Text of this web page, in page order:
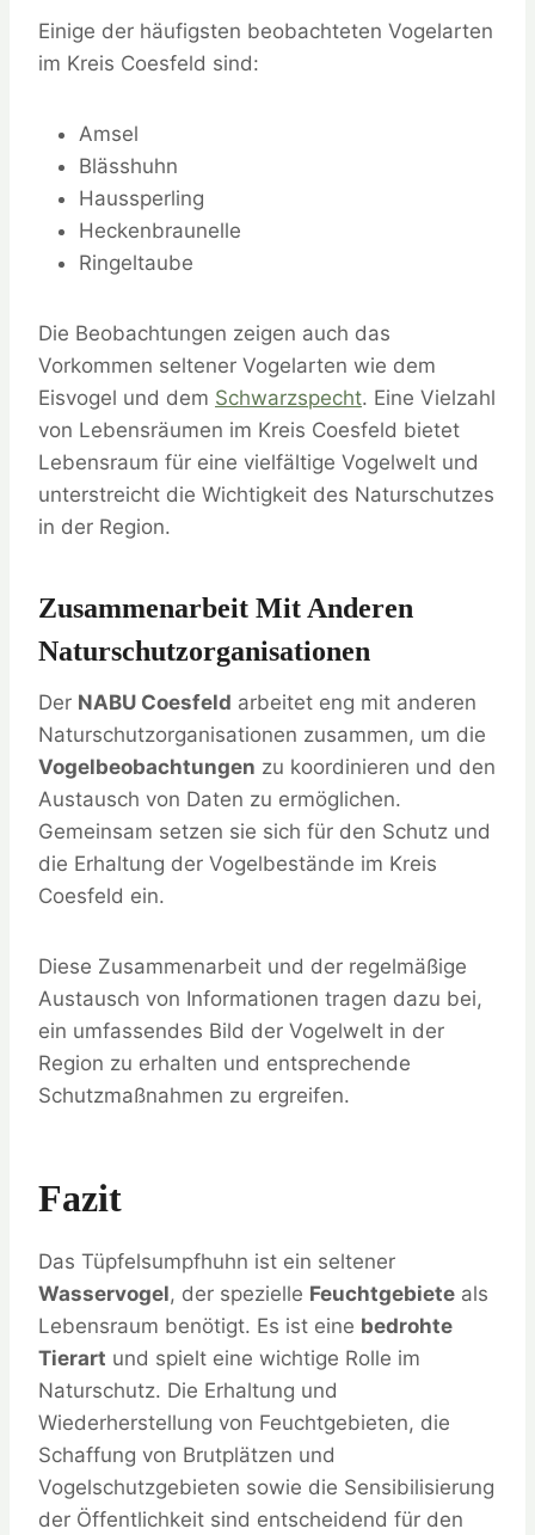
Einige der häufigsten beobachteten Vogelarten
im Kreis Coesfeld sind:
Amsel
Blässhuhn
Haussperling
Heckenbraunelle
Ringeltaube
Die Beobachtungen zeigen auch das
Vorkommen seltener Vogelarten wie dem
Eisvogel und dem Schwarzspecht. Eine Vielzahl
von Lebensräumen im Kreis Coesfeld bietet
Lebensraum für eine vielfältige Vogelwelt und
unterstreicht die Wichtigkeit des Naturschutzes
in der Region.
Zusammenarbeit Mit Anderen
Naturschutzorganisationen
Der NABU Coesfeld arbeitet eng mit anderen
Naturschutzorganisationen zusammen, um die
Vogelbeobachtungen zu koordinieren und den
Austausch von Daten zu ermöglichen.
Gemeinsam setzen sie sich für den Schutz und
die Erhaltung der Vogelbestände im Kreis
Coesfeld ein.
Diese Zusammenarbeit und der regelmäßige
Austausch von Informationen tragen dazu bei,
ein umfassendes Bild der Vogelwelt in der
Region zu erhalten und entsprechende
Schutzmaßnahmen zu ergreifen.
Fazit
Das Tüpfelsumpfhuhn ist ein seltener
Wasservogel, der spezielle Feuchtgebiete als
Lebensraum benötigt. Es ist eine bedrohte
Tierart und spielt eine wichtige Rolle im
Naturschutz. Die Erhaltung und
Wiederherstellung von Feuchtgebieten, die
Schaffung von Brutplätzen und
Vogelschutzgebieten sowie die Sensibilisierung
der Öffentlichkeit sind entscheidend für den